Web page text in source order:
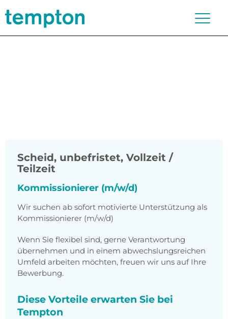
Scheid, unbefristet, Vollzeit /
Teilzeit
Kommissionierer (m/w/d)
Wir suchen ab sofort motivierte Unterstützung als
Kommissionierer (m/w/d)
Wenn Sie flexibel sind, gerne Verantwortung
übernehmen und in einem abwechslungsreichen
Umfeld arbeiten möchten, freuen wir uns auf Ihre
Bewerbung.
Diese Vorteile erwarten Sie bei
Tempton